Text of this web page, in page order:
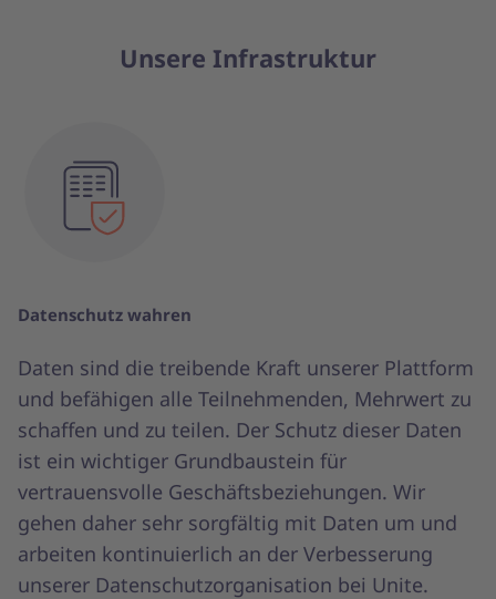
Unsere Infrastruktur
Datenschutz wahren
Daten sind die treibende Kraft unserer Plattform
und befähigen alle Teilnehmenden, Mehrwert zu
schaffen und zu teilen. Der Schutz dieser Daten
ist ein wichtiger Grundbaustein für
vertrauensvolle Geschäftsbeziehungen. Wir
gehen daher sehr sorgfältig mit Daten um und
arbeiten kontinuierlich an der Verbesserung
unserer Datenschutzorganisation bei Unite.